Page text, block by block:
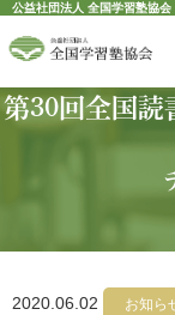
公益社団法人 全国学習塾協
第30回全国
2020.06.02 お知ら